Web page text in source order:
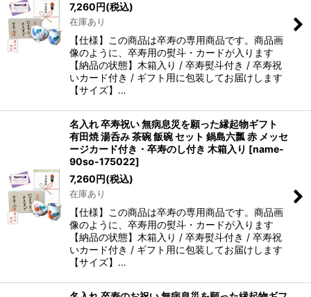
7,260円(税込)
在庫あり
【仕様】この商品は卒寿の専用商品です。商品画
像のように、卒寿用の熨斗・カードが入ります
【納品の状態】木箱入り / 卒寿熨斗付き / 卒寿祝
いカード付き / ギフト用に包装してお届けします
【サイズ】…
名入れ 卒寿祝い 無病息災を願った縁起物ギフト
有田焼 湯呑み 茶碗 飯碗 セット 鍋島六瓢 赤 メッセ
ージカード付き・卒寿のし付き 木箱入り [name-
90so-175022]
7,260円(税込)
在庫あり
【仕様】この商品は卒寿の専用商品です。商品画
像のように、卒寿用の熨斗・カードが入ります
【納品の状態】木箱入り / 卒寿熨斗付き / 卒寿祝
いカード付き / ギフト用に包装してお届けします
【サイズ】…